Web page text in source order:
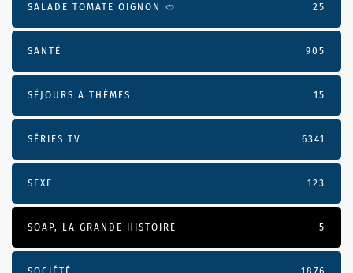
SALADE TOMATE OIGNON 🥙 25
SANTÉ 905
SÉJOURS À THÈMES 15
SÉRIES TV 6341
SEXE 123
SOAP, LA GRANDE HISTOIRE 5